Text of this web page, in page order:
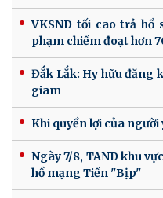
VKSND tối cao trả hồ
phạm chiếm đoạt hơn
Đắk Lắk: Hy hữu đăng
giam
Khi quyền lợi của
Ngày 7/8, TAND khu
hồ mạng Tiến "Bịp"